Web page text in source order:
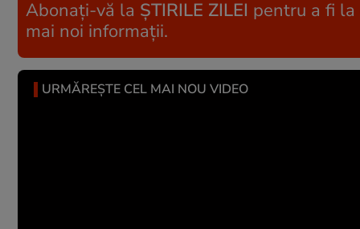
Abonați-vă la ȘTIRILE ZILEI pentru a fi la
mai noi informații.
URMĂREȘTE CEL MAI NOU VIDEO